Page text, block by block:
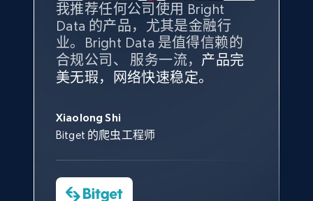
我推荐任何公司使用 Bright
Data 的产品，尤其是金融行
业。Bright Data 是值得信赖的
合规公司、 服务一流， 产品完
美无瑕，网络快速稳定。
Xiaolong Shi
Bitget 的爬虫工程师
Bright Data 拥有自有代理基础
设施，助您持续获取网络数据。
帮助您轻松绕过烦人的验证码
（CAPTCHA）。
数据科学专家
根据我的使用体验，Bright Data
的服务价值不可估量。Bright
共网络数据以满足需求，并通过
其支持团队和开发团队，让我们
Charmagne Cruz
最重要的是拥有质量 最好、
最多的数据，而这正是 Bright
Data 和 tgndata 发挥作用的地
方。
tgndata 的首席执行官 (CEO)
我们对 Bright Data 的可靠性印
象深刻，对整体服务也非常满
沟通，他的协助对我们非常有帮
助。
Convert Group 的 CTO
我们对与 Bright Data 的合作感
到非常满意。各方面都很不错，
服务和支持团队也非常认可。